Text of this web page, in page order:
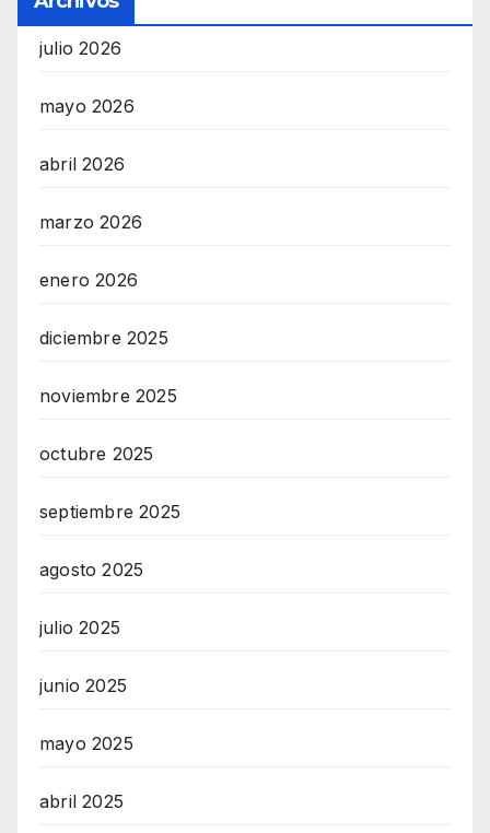
julio 2026
mayo 2026
abril 2026
marzo 2026
enero 2026
diciembre 2025
noviembre 2025
octubre 2025
septiembre 2025
agosto 2025
julio 2025
junio 2025
mayo 2025
abril 2025